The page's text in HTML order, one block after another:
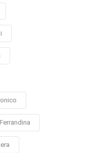
Ferrandina